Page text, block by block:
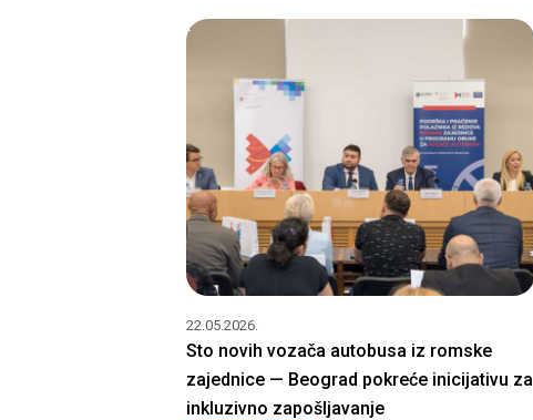
22.05.2026.
Sto novih vozača autobusa iz romske
zajednice — Beograd pokreće inicijativu za
inkluzivno zapošljavanje